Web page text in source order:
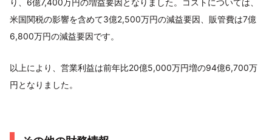
米国関税の影響を含めて3億2,500万円の減益要因、販管費は7億
6,800万円の減益要因です。
以上により、営業利益は前年比20億5,000万円増の94億6,700万
円となりました。